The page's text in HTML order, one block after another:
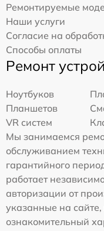
Ремонтируемые
Наши услуги
Согласие на
Способы оплаты
Ремонт
Ноутбуков
Планшетов
VR систем
Мы занимаемся
обслуживанием
гарантийного
работает
авторизации от
указанные на
ознакомительный